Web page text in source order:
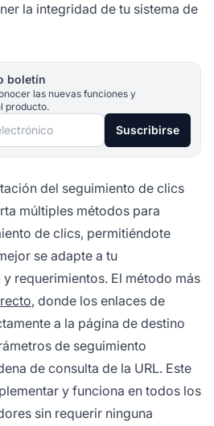
la integridad de tu sistema de
boletín
las nuevas funciones y
producto.
Suscribirse
del seguimiento de clics
múltiples métodos para
de clics, permitiéndote
se adapte a tu
requerimientos. El método más
, donde los enlaces de
a la página de destino
de seguimiento
de consulta de la URL. Este
y funciona en todos los
sin requerir ninguna